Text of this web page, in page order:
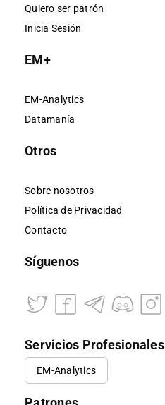
Quiero ser patrón
Inicia Sesión
EM+
EM-Analytics
Datamanía
Otros
Sobre nosotros
Política de Privacidad
Contacto
Síguenos
Servicios Profesionales
EM-Analytics